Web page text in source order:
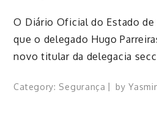
O Diário Oficial do Estado de
que o delegado Hugo
novo titular da delegacia
Category: Segurança by